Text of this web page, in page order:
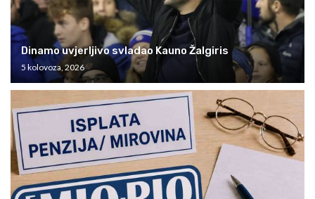
Dinamo uvjerljivo svladao Kauno Žalgiris
5 kolovoza, 2026